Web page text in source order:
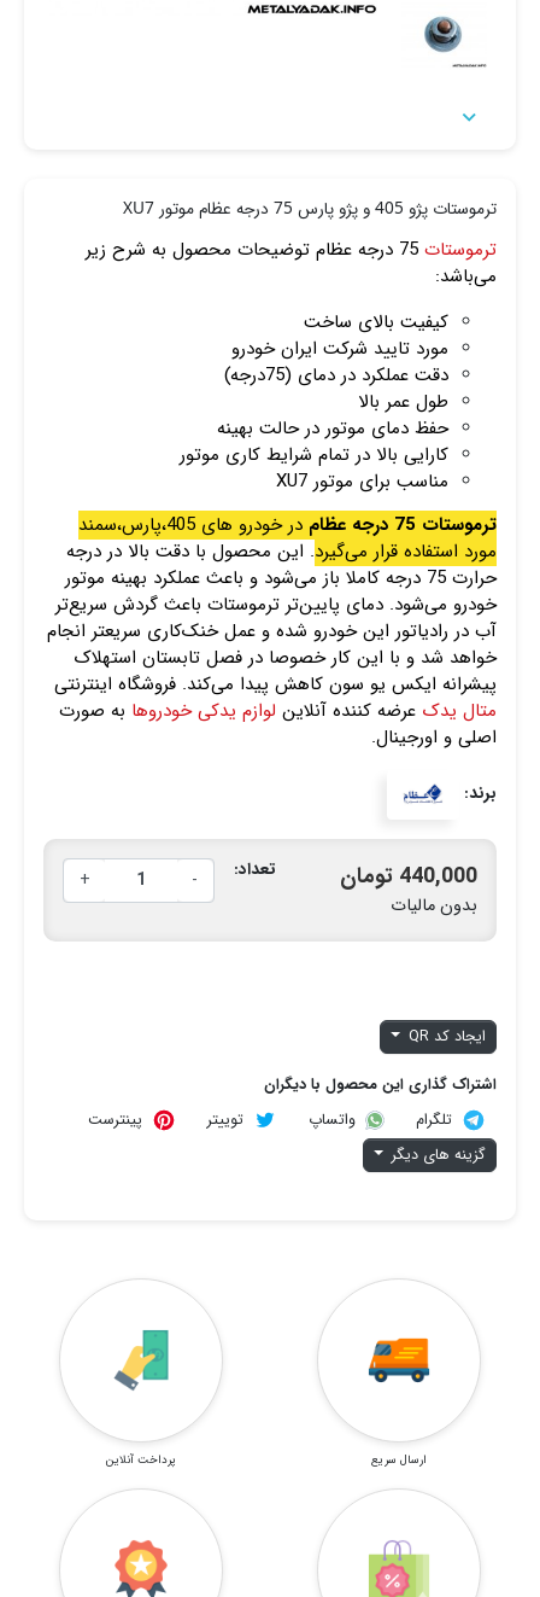

ترموستات پژو 405 و پژو پارس 75 درجه عظام موتور XU7
ترموستات
75 درجه عظام توضیحات محصول به شرح زیر
می‌باشد:
کیفیت بالای ساخت
مورد تایید شرکت ایران خودرو
دقت عملکرد در دمای (75درجه)
طول عمر بالا
حفظ دمای موتور در حالت بهینه
کارایی بالا در تمام شرایط کاری موتور
مناسب برای موتور XU7
ترموستات 75 درجه عظام
در خودرو های 405،پارس،سمند
مورد استفاده قرار می‌گیرد. این محصول با دقت بالا در درجه
حرارت 75 درجه کاملا باز می‌شود و باعث عملکرد بهینه موتور
خودرو می‌شود. دمای پایین‌تر ترموستات باعث گردش سریع‌تر
آب در رادیاتور این خودرو شده و عمل خنک‌کاری سریعتر انجام
خواهد شد و با این کار خصوصا در فصل تابستان استهلاک
پیشرانه ایکس یو سون کاهش پیدا می‌کند. فروشگاه اینترنتی
متال یدک عرضه کننده آنلاین لوازم یدکی خودروها به صورت
اصلی و اورجینال.
برند:
440,000 تومان
بدون مالیات
تعداد: -
+
ایجاد کد QR
اشتراک گذاری این محصول با دیگران
تلگرام
واتساپ توییتر
پینترست
گزینه های دیگر
ارسال سریع پرداخت آنلاین